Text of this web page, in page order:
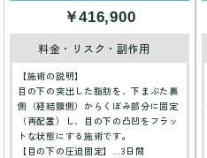
￥416,900
料金・リスク・副作用
【施術の説明】
目の下の突出した脂肪を、下まぶた裏
側（経結膜側）からくぼみ部分に固定
（再配置）し、目の下の凸凹をフラッ
トな状態にする施術です。
【目の下の圧迫固定】…3日間